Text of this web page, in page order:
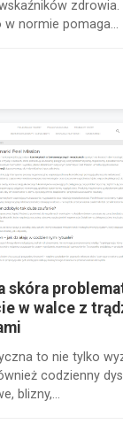
zdrowia.
normie pomaga...
skóra
w walce z
to nie tylko
codzienny
blizny,...